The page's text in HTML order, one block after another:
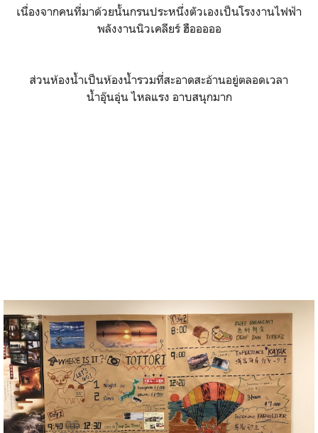
เนื่องจากคนที่มาด้วยนั้นกรนประหนึ่งตัวเองเป็นโรงงานไฟฟ้า
พลังงานนิวเคลียร์ ฮือออออ
ส่วนห้องน้ำเป็นห้องน้ำรวมที่สะอาดสะอ้านอยู่ตลอดเวลา
น้ำอุ๊นอุ่น ไหลแรง อาบสนุกมาก